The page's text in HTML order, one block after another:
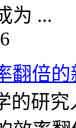
为 ...
翻倍的
的研